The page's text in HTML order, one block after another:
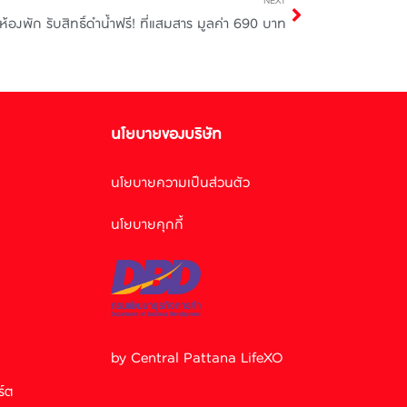
ห้องพัก รับสิทธิ์ดำน้ำฟรี! ที่แสมสาร มูลค่า 690 บาท
ต
นโยบายของบริษัท
นโยบายความเป็นส่วนตัว
นโยบายคุกกี้
by Central Pattana LifeXO